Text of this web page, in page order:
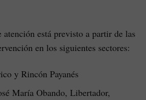
está previsto a partir de las
en los siguientes sectores:
y Rincón Payanés
María Obando, Libertador,